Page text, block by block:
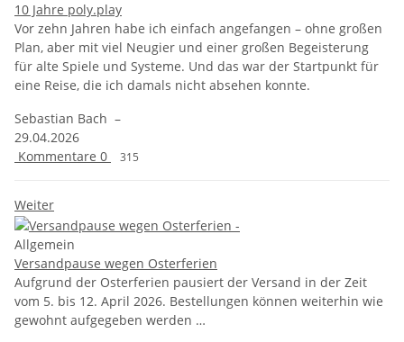
10 Jahre poly.play
Vor zehn Jahren habe ich einfach angefangen – ohne großen
Plan, aber mit viel Neugier und einer großen Begeisterung
für alte Spiele und Systeme. Und das war der Startpunkt für
eine Reise, die ich damals nicht absehen konnte.
Sebastian Bach –
29.04.2026
Kommentare 0 315
Weiter
Allgemein
Versandpause wegen Osterferien
Aufgrund der Osterferien pausiert der Versand in der Zeit
vom 5. bis 12. April 2026. Bestellungen können weiterhin wie
gewohnt aufgegeben werden …